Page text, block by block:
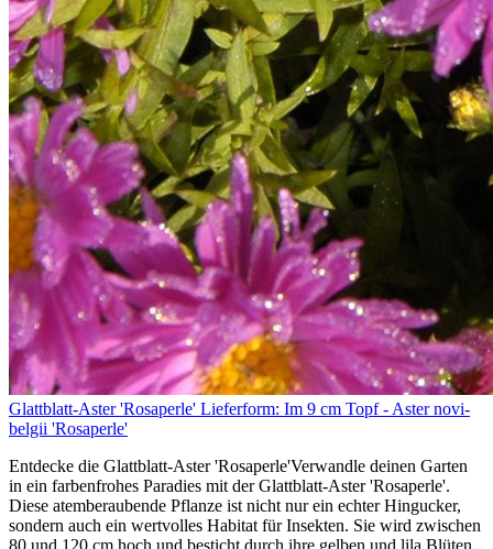
Glattblatt-Aster 'Rosaperle' Lieferform: Im 9 cm Topf - Aster novi-
belgii 'Rosaperle'
Entdecke die Glattblatt-Aster 'Rosaperle'Verwandle deinen Garten
in ein farbenfrohes Paradies mit der Glattblatt-Aster 'Rosaperle'.
Diese atemberaubende Pflanze ist nicht nur ein echter Hingucker,
sondern auch ein wertvolles Habitat für Insekten. Sie wird zwischen